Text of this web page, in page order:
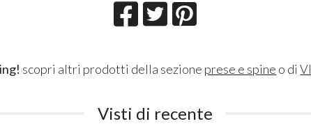
scopri altri prodotti della sezione prese e spine o di
Visti di recente